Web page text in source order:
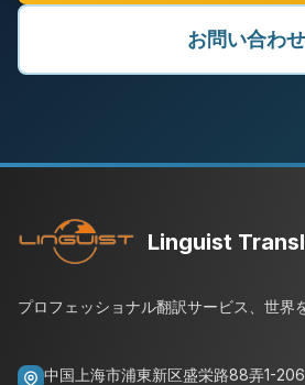
お問い合わせ
Linguist
プロフェッショナル翻訳サービス、世界
中国上海市浦東新区盛栄路88弄1-206